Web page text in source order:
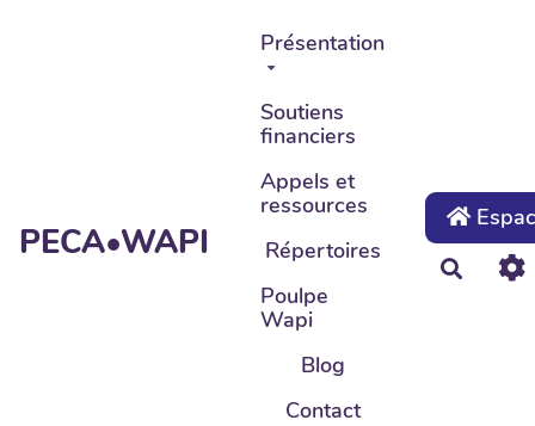
Aller au contenu principal
PECA•WAPI
Présentation
Soutiens
financiers
Appels et
ressources
Répertoires
Poulpe
Wapi
Blog
Contact